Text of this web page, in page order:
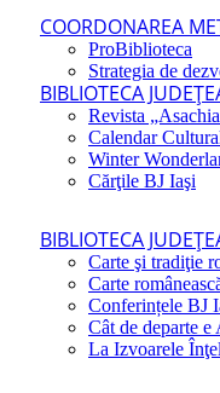
COORDONAREA
ProBiblioteca
Strategia de
BIBLIOTECA
Revista
Calendar
Winter
Cărţile BJ Iaşi
BIBLIOTECA
Carte şi tradiţie
Carte
Conferințele BJ
Cât de departe e
La Izvoarele